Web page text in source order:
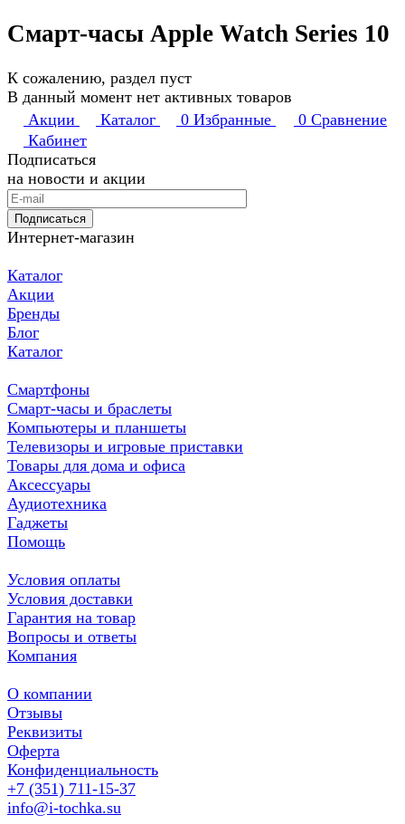
Смарт-часы Apple Watch Series 10
К сожалению, раздел пуст
В данный момент нет активных товаров
Акции
Каталог 0 Избранные 0 Сравнение
Кабинет
Подписаться
на новости и акции
Подписаться
Интернет-магазин
Каталог
Акции
Бренды
Блог
Каталог
Смартфоны
Смарт-часы и браслеты
Компьютеры и планшеты
Телевизоры и игровые приставки
Товары для дома и офиса
Аксессуары
Аудиотехника
Гаджеты
Помощь
Условия оплаты
Условия доставки
Гарантия на товар
Вопросы и ответы
Компания
О компании
Отзывы
Реквизиты
Оферта
Конфиденциальность
+7 (351) 711-15-37
info@i-tochka.su